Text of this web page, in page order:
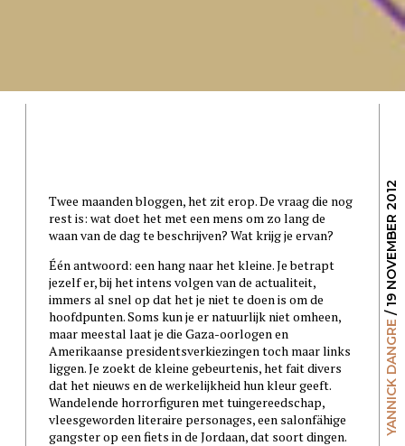
YANNICK DANGRE
/ 19 NOVEMBER 2012
Twee maanden bloggen, het zit erop. De vraag die nog
rest is: wat doet het met een mens om zo lang de
waan van de dag te beschrijven? Wat krijg je ervan?
Één antwoord: een hang naar het kleine. Je betrapt
jezelf er, bij het intens volgen van de actualiteit,
immers al snel op dat het je niet te doen is om de
hoofdpunten. Soms kun je er natuurlijk niet omheen,
maar meestal laat je die Gaza-oorlogen en
Amerikaanse presidentsverkiezingen toch maar links
liggen. Je zoekt de kleine gebeurtenis, het fait divers
dat het nieuws en de werkelijkheid hun kleur geeft.
Wandelende horrorfiguren met tuingereedschap,
vleesgeworden literaire personages, een salonfähige
gangster op een fiets in de Jordaan, dat soort dingen.